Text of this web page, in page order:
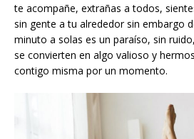
te acompañe, extrañas a todos,
sin gente a tu alrededor sin embargo
minuto a solas es un paraíso, sin
se convierten en algo valioso y
contigo misma por un momento.